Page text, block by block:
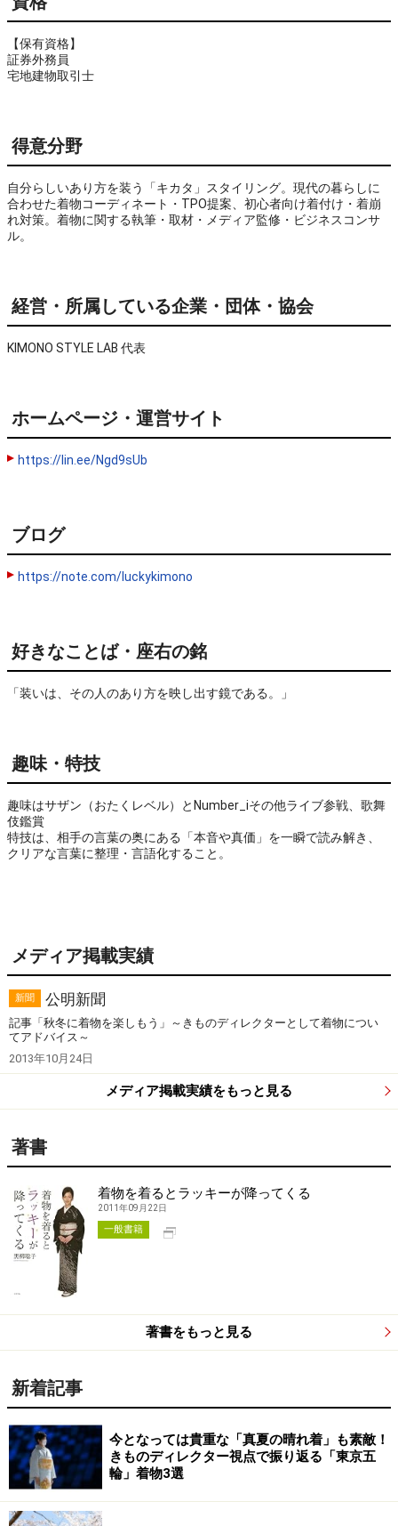
【保有資格】
証券外務員
宅地建物取引士
得意分野
自分らしいあり方を装う「キカタ」スタイリング。現代の暮らしに
合わせた着物コーディネート・TPO提案、初心者向け着付け・着崩
れ対策。着物に関する執筆・取材・メディア監修・ビジネスコンサ
ル。
経営・所属している企業・団体・協会
KIMONO STYLE LAB 代表
ホームページ・運営サイト
https://lin.ee/Ngd9sUb
ブログ
https://note.com/luckykimono
好きなことば・座右の銘
「装いは、その人のあり方を映し出す鏡である。」
趣味・特技
趣味はサザン（おたくレベル）とNumber_iその他ライブ参戦、歌舞
伎鑑賞
特技は、相手の言葉の奥にある「本音や真価」を一瞬で読み解き、
クリアな言葉に整理・言語化すること。
メディア掲載実績
新聞 公明新聞
記事「秋冬に着物を楽しもう」～きものディレクターとして着物につい
てアドバイス～
2013年10月24日
メディア掲載実績をもっと見る
著書
着物を着るとラッキーが降ってくる
2011年09月22日
一般書籍
著書をもっと見る
新着記事
今となっては貴重な「真夏の晴れ着」も素敵！
きものディレクター視点で振り返る「東京五
輪」着物3選